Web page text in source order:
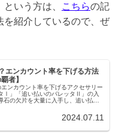
いう方は、 こちらの記
を紹介しているので、ぜ
エンカウント率を下げる方法
者】
ンカウント率を下げるアクセサリー
Ⅰ」「追い払いのバレッタⅡ」の入
石の欠片を大量に入手し、追い払い
2024.07.11